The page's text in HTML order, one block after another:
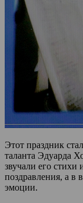
Этот праздник
таланта Эдуарда
звучали его
поздравления, а в
эмоции.